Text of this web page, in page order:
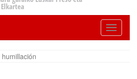
Toggle